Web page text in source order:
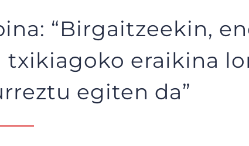
“Birgaitzeekin,
txikiagoko eraikina
egiten da”